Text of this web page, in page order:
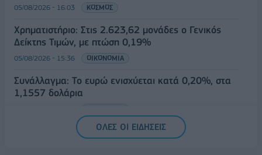
05/08/2026 - 16:03 ΚΟΣΜΟΣ
Χρηματιστήριο: Στις 2.623,62 μονάδες ο Γενικός
Δείκτης Τιμών, με πτώση 0,19%
05/08/2026 - 15:36 ΟΙΚΟΝΟΜΙΑ
Συνάλλαγμα: Το ευρώ ενισχύεται κατά 0,20%, στα
1,1557 δολάρια
ΟΛΕΣ ΟΙ ΕΙΔΗΣΕΙΣ